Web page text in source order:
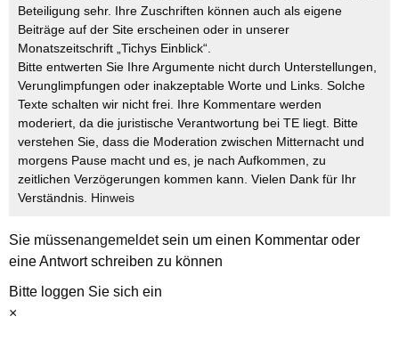
Beteiligung sehr. Ihre Zuschriften können auch als eigene
Beiträge auf der Site erscheinen oder in unserer
Monatszeitschrift „Tichys Einblick“.
Bitte entwerten Sie Ihre Argumente nicht durch Unterstellungen,
Verunglimpfungen oder inakzeptable Worte und Links. Solche
Texte schalten wir nicht frei. Ihre Kommentare werden
moderiert, da die juristische Verantwortung bei TE liegt. Bitte
verstehen Sie, dass die Moderation zwischen Mitternacht und
morgens Pause macht und es, je nach Aufkommen, zu
zeitlichen Verzögerungen kommen kann. Vielen Dank für Ihr
Verständnis. Hinweis
Sie müssenangemeldetsein um einen Kommentar oder
eine Antwort schreiben zu können
Bitte loggen Sie sich ein
×